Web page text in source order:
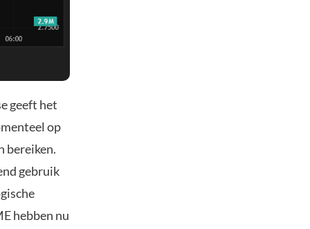
geeft het
op
bereiken.
gebruik
hebben nu